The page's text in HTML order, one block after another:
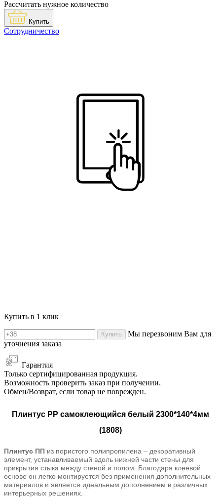
Рассчитать нужное количество
Купить
Сотрудничество
Купить в 1 клик
Купить
Мы перезвоним Вам для
уточнения заказа
Гарантия
Только сертифицированная продукция.
Возможность проверить заказ при получении.
Обмен/Возврат, если товар не поврежден.
Плинтус РР самоклеющийся белый 2300*140*4мм
(1808)
Плинтус ПП из пористого полипропилена – декоративный
элемент, устанавливаемый вдоль нижней части стены для
прикрытия стыка между стеной и полом. Благодаря клеевой
основе он легко монтируется без применения дополнительных
материалов и является идеальным дополнением в различных
интерьерных решениях.